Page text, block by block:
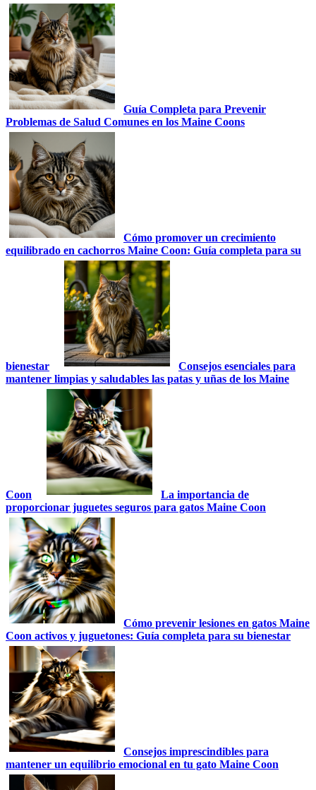
Guía Completa para Prevenir
Problemas de Salud Comunes en los Maine Coons
Cómo promover un crecimiento
equilibrado en cachorros Maine Coon: Guía completa para su
bienestar
Consejos esenciales para
mantener limpias y saludables las patas y uñas de los Maine
Coon
La importancia de
proporcionar juguetes seguros para gatos Maine Coon
Cómo prevenir lesiones en gatos Maine
Coon activos y juguetones: Guía completa para su bienestar
Consejos imprescindibles para
mantener un equilibrio emocional en tu gato Maine Coon